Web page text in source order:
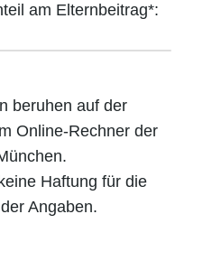
am Elternbeitrag*:
beruhen auf der
Online-Rechner der
Haftung für die
Angaben.